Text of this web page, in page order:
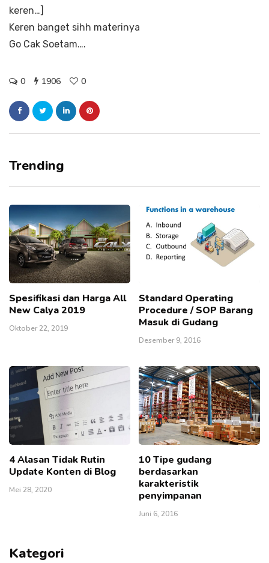
keren…]
Keren banget sihh materinya
Go Cak Soetam….
0 1906 0
Trending
Spesifikasi dan Harga All
New Calya 2019
Oktober 22, 2019
Standard Operating
Procedure / SOP Barang
Masuk di Gudang
Desember 9, 2016
4 Alasan Tidak Rutin
Update Konten di Blog
Mei 28, 2020
10 Tipe gudang
berdasarkan
karakteristik
penyimpanan
Juni 6, 2016
Kategori